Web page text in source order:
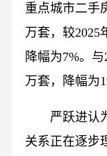
重点城市二手
万套，较2025
降幅为7%。
万套，降幅为
严跃进认
关系正在逐步